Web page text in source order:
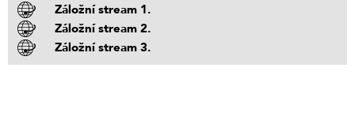
Záložní stream 1.
Záložní stream 2.
Záložní stream 3.